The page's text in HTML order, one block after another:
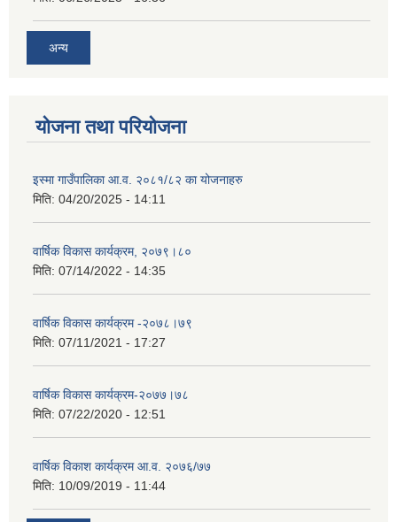
अन्य
योजना तथा परियोजना
इस्मा गाउँपालिका आ.व. २०८१/८२ का योजनाहरु
मिति: 04/20/2025 - 14:11
वार्षिक विकास कार्यक्रम, २०७९।८०
मिति: 07/14/2022 - 14:35
वार्षिक विकास कार्यक्रम -२०७८।७९
मिति: 07/11/2021 - 17:27
वार्षिक विकास कार्यक्रम-२०७७।७८
मिति: 07/22/2020 - 12:51
वार्षिक विकाश कार्यक्रम आ.व. २०७६/७७
मिति: 10/09/2019 - 11:44